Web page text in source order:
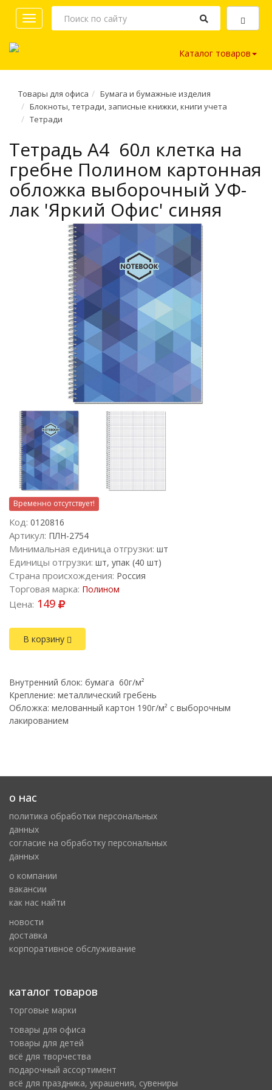
Toggle
navigation
Каталог товаров
Товары для офиса
Бумага и бумажные изделия
Блокноты, тетради, записные книжки, книги учета
Тетради
Тетрадь A4 60л клетка на
гребне Полином картонная
обложка выборочный УФ-
лак 'Яркий Офис' синяя
Временно отсутствует!
Код: 0120816
Артикул: ПЛН-2754
Минимальная единица отгрузки: шт
Единицы отгрузки: шт, упак (40 шт)
Страна происхождения: Россия
Торговая марка: Полином
Цена: 149
В корзину
Внутренний блок: бумага 60г/м²
Крепление: металлический гребень
Обложка: мелованный картон 190г/м² с выборочным
лакированием
о нас
политика обработки персональных
данных
cогласие на обработку персональных
данных
о компании
вакансии
как нас найти
новости
доставка
корпоративное обслуживание
каталог товаров
торговые марки
товары для офиса
товары для детей
всё для творчества
подарочный ассортимент
всё для праздника, украшения, сувениры